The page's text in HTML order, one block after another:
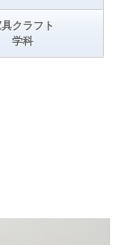
クラフト
学科